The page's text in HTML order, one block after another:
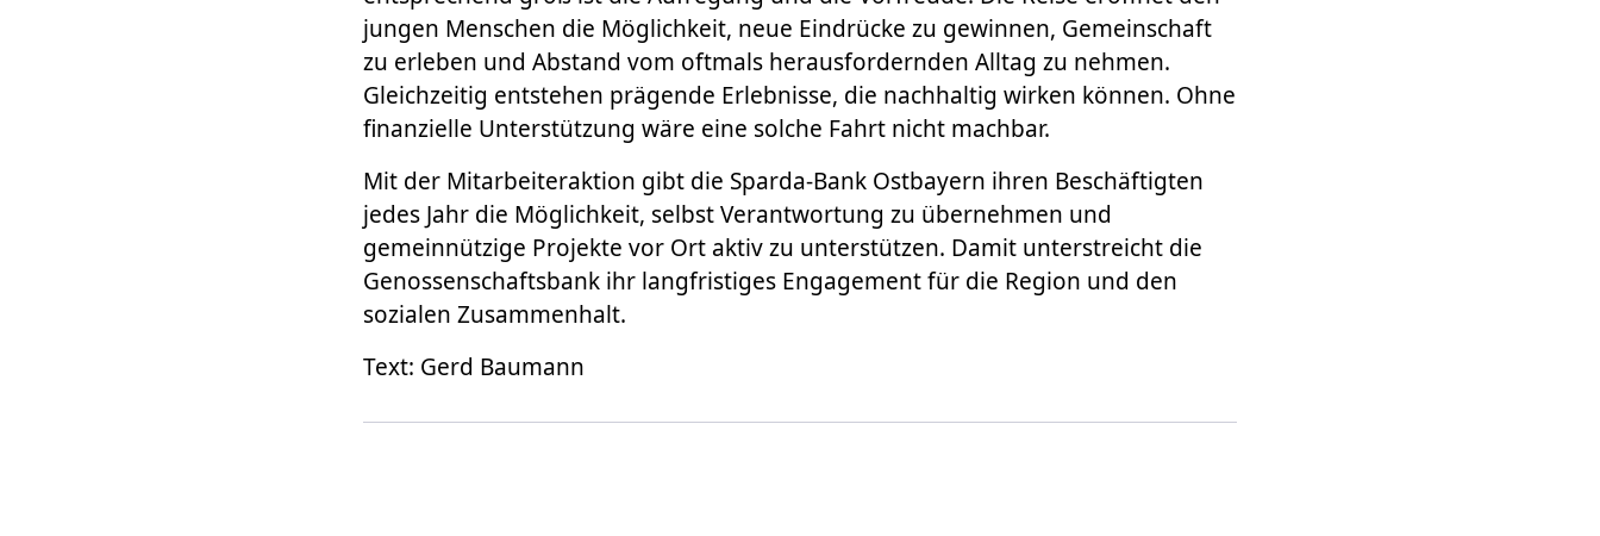
jungen Menschen die Möglichkeit, neue Eindrücke zu gewinnen, Gemeinschaft
zu erleben und Abstand vom oftmals herausfordernden Alltag zu nehmen.
Gleichzeitig entstehen prägende Erlebnisse, die nachhaltig wirken können. Ohne
finanzielle Unterstützung wäre eine solche Fahrt nicht machbar.
Mit der Mitarbeiteraktion gibt die Sparda-Bank Ostbayern ihren Beschäftigten
jedes Jahr die Möglichkeit, selbst Verantwortung zu übernehmen und
gemeinnützige Projekte vor Ort aktiv zu unterstützen. Damit unterstreicht die
Genossenschaftsbank ihr langfristiges Engagement für die Region und den
sozialen Zusammenhalt.
Text: Gerd Baumann